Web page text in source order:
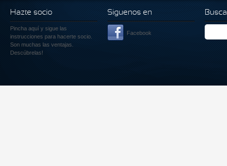
Hazte socio
Pincha aquí y sigue las
instrucciones para hacerte socio.
Son muchas las ventajas.
Descúbrelas!
Siguenos en
Facebook